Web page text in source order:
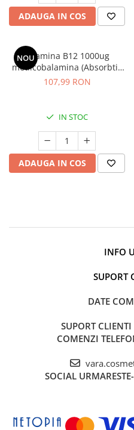
ADAUGA IN COS
NOUVitamina B12 1000ug
metilcobalamina (Absorbtie
inalta) * 60 cps vegetale
107,99 RON
IN STOC
ADAUGA IN COS
INFO
SUPORT
DATE
SUPORT CLIENTI
COMENZI
SOCIAL